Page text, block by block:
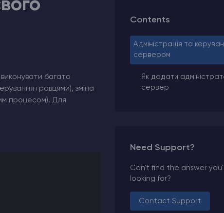
багато
гравцями), зміна
процесом). Для
Contents
Адміністрація та
сервером
Як додати
сервер
Need Support?
Can't find the answer
looking for?
Contact Support